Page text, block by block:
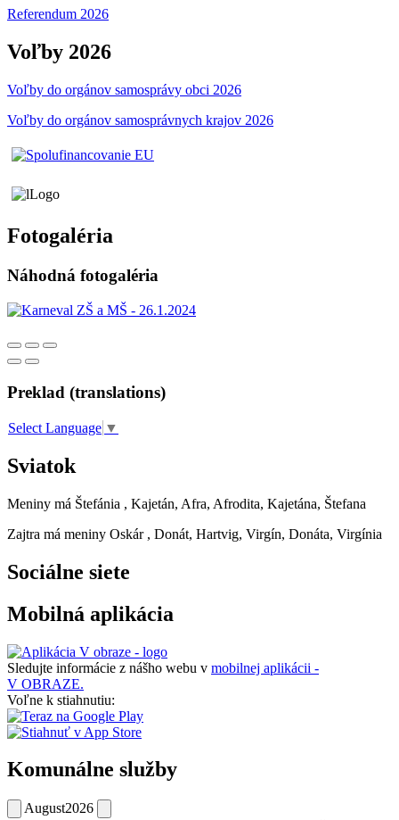
Referendum 2026
Voľby 2026
Voľby do orgánov samosprávy obci 2026
Voľby do orgánov samosprávnych krajov 2026
Fotogaléria
Náhodná fotogaléria
Preklad (translations)
Select Language ▼
Sviatok
Meniny má Štefánia , Kajetán, Afra, Afrodita, Kajetána, Štefana
Zajtra má meniny Oskár , Donát, Hartvig, Virgín, Donáta, Virgínia
Sociálne siete
Mobilná aplikácia
Sledujte informácie z nášho webu v mobilnej aplikácii -
V OBRAZE.
Voľne k stiahnutiu:
Komunálne služby
August2026